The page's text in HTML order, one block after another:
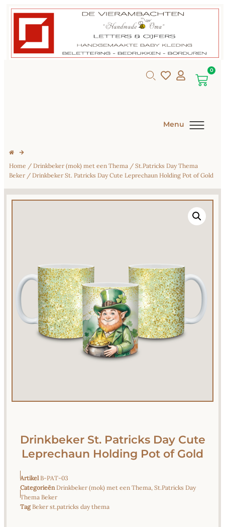
0
Menu
Home / Drinkbeker (mok) met een Thema / St.Patricks Day Thema
Beker / Drinkbeker St. Patricks Day Cute Leprechaun Holding Pot of Gold
Drinkbeker St. Patricks Day Cute
Leprechaun Holding Pot of Gold
Artikel B-PAT-03
Categorieën Drinkbeker (mok) met een Thema St.Patricks Day
Thema Beker
Tag Beker st.patricks day thema